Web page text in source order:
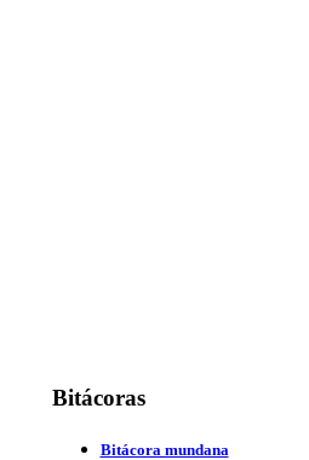
Bitácoras
Bitácora mundana